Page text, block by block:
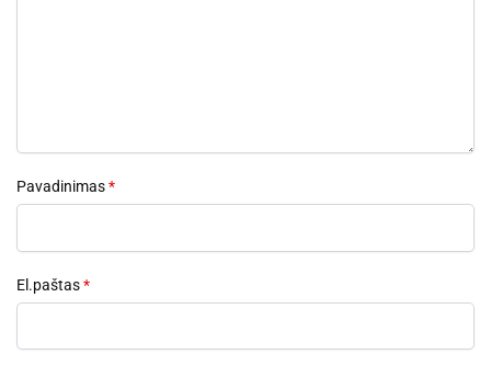
Pavadinimas*
El.paštas*